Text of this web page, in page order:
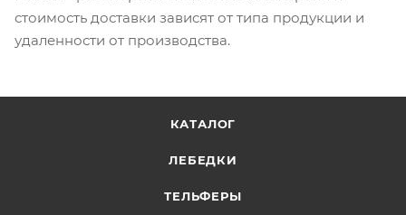
стоимость доставки зависят от типа продукции и
удаленности от производства.
КАТАЛОГ
ЛЕБЕДКИ
ТЕЛЬФЕРЫ